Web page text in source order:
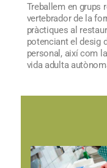
Treballem en grups
vertebrador de la
pràctiques al
potenciant el desig
personal, així com
vida adulta